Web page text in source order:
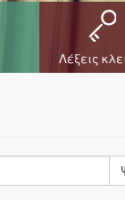
Λέξεις